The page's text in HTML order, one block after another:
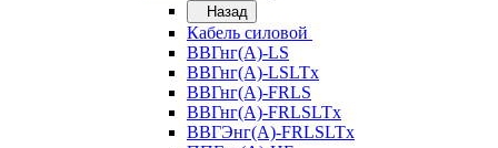
Назад
Кабель силовой
ВВГнг(А)-LS
ВВГнг(А)-LSLTx
ВВГнг(А)-FRLS
ВВГнг(А)-FRLSLTx
ВВГЭнг(А)-FRLSLTx